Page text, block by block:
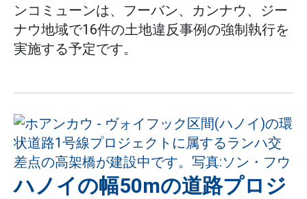
ンコミューンは、フーバン、カンナウ、ジー
ナウ地域で16件の土地違反事例の強制執行を
実施する予定です。
ハノイの幅50mの道路プロジ